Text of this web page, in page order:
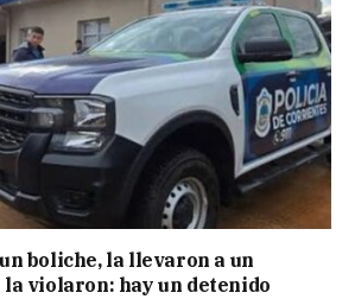
boliche, la llevaron a un
violaron: hay un detenido